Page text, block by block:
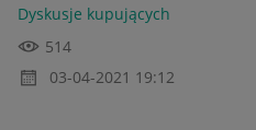
Dyskusje kupujących
514
‎03-04-2021 19:12